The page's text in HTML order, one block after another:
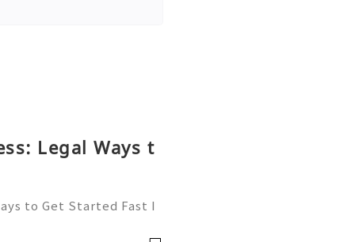
Legal Ways t
to Get Started Fast I
Whether you are bid